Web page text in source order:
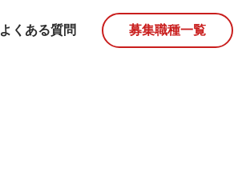
よくある質問 募集職種一覧